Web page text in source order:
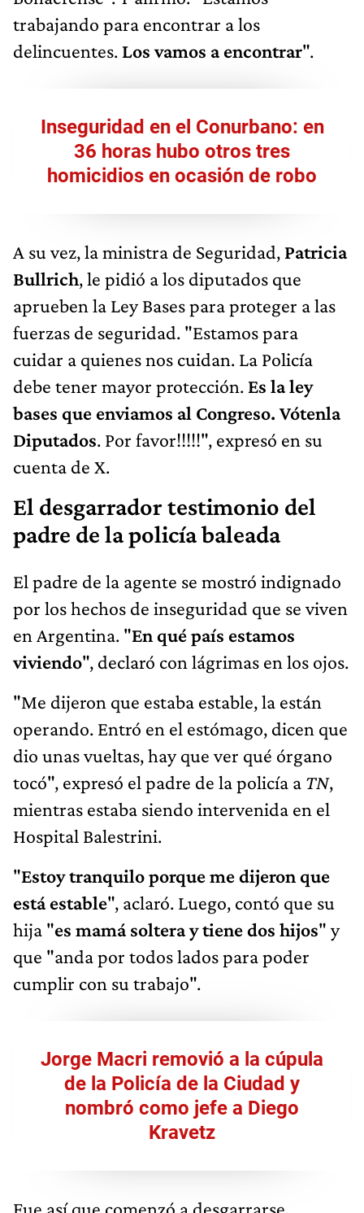
trabajando para encontrar a los
delincuentes. Los vamos a encontrar".
Inseguridad en el Conurbano: en
36 horas hubo otros tres
homicidios en ocasión de robo
A su vez, la ministra de Seguridad, Patricia
Bullrich, le pidió a los diputados que
aprueben la Ley Bases para proteger a las
fuerzas de seguridad. "Estamos para
cuidar a quienes nos cuidan. La Policía
debe tener mayor protección. Es la ley
bases que enviamos al Congreso. Vótenla
Diputados. Por favor!!!!!", expresó en su
cuenta de X.
El desgarrador testimonio del
padre de la policía baleada
El padre de la agente se mostró indignado
por los hechos de inseguridad que se viven
en Argentina. "En qué país estamos
viviendo", declaró con lágrimas en los ojos.
"Me dijeron que estaba estable, la están
operando. Entró en el estómago, dicen que
dio unas vueltas, hay que ver qué órgano
tocó", expresó el padre de la policía a TN,
mientras estaba siendo intervenida en el
Hospital Balestrini.
"Estoy tranquilo porqueme dijeron que
está estable", aclaró. Luego, contó que su
hija "es mamá soltera y tiene dos hijos" y
que "anda por todos lados para poder
cumplir con su trabajo".
Jorge Macri removió a la cúpula
de la Policía de la Ciudad y
nombró como jefe a Diego
Kravetz
Fue así que comenzó a desgarrarse